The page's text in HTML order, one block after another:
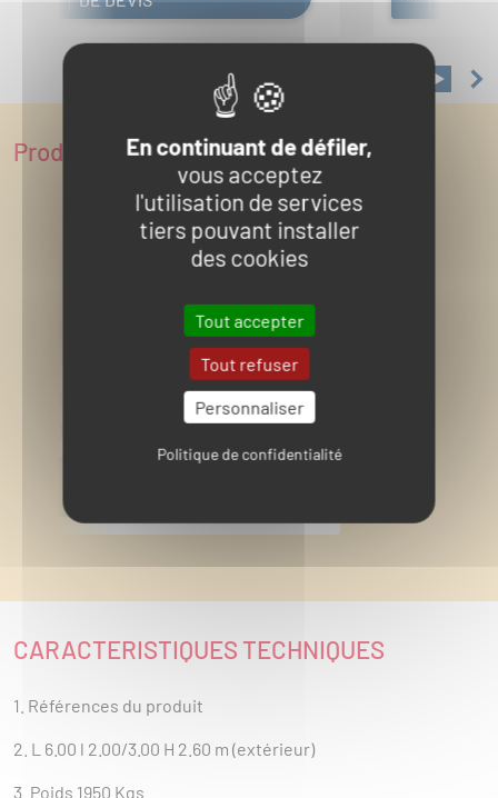
Produits complémentaires
PALISSADES GRILLAGÉES
CARACTERISTIQUES TECHNIQUES
1. Références du produit
2. L 6.00 l 2.00/3.00 H 2.60 m (extérieur)
3. Poids 1950 Kgs
En continuant de défiler,
vous acceptez
l'utilisation de services
tiers pouvant installer
des cookies
Tout accepter
Tout refuser
Personnaliser
Politique de confidentialité